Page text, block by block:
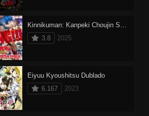
Kinnikuman: Kanpeki Chоujin Shiso-hen 2
3.8
2025
Eiyuu Kyoushitsu Dublado
6.167
2023